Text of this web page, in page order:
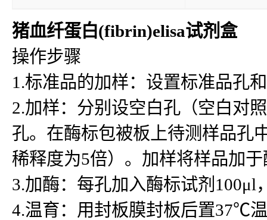
猪血纤蛋白(fibrin)elisa试剂盒
操作步骤
1.标准品的加样：设置标准品孔
2.加样：分别设空白孔（空白对
孔。在酶标包被板上待测样品孔
稀释度为5倍）。加样将样品加
3.加酶：每孔加入酶标试剂100μl
4.温育：用封板膜封板后置37℃